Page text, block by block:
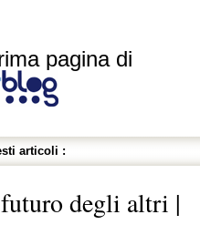
pagina di
articoli :
degli altri |